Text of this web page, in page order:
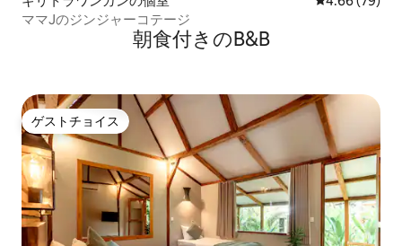
ママJのジンジャーコテージ
朝食付きのB&B
ゲストチョイス
ゲストチョイス